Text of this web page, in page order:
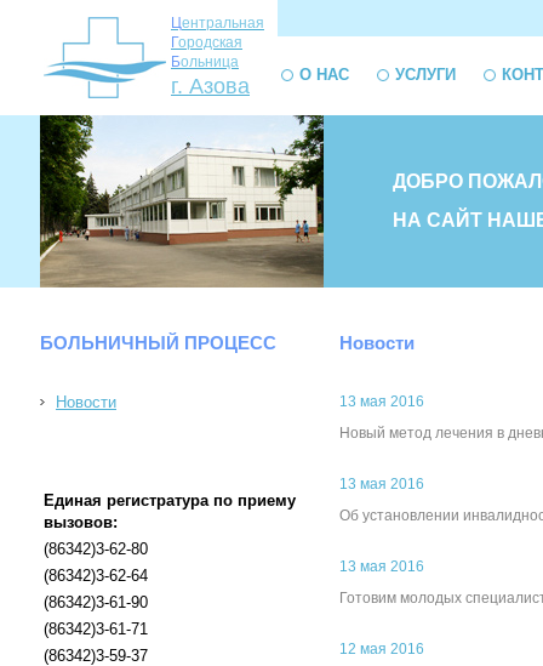
Центральная
Городская
Больница
г. Азова О НАС УСЛУГИ
ДОБРО
НА САЙТ
БОЛЬНИЧНЫЙ ПРОЦЕСС
Новости
Единая регистратура по приему
вызовов:
(86342)3-62-80
(86342)3-62-64
(86342)3-61-90
(86342)3-61-71
(86342)3-59-37
Новости
13 мая 2016
Новый метод лечения в
13 мая 2016
Об установлении
13 мая 2016
Готовим молодых
12 мая 2016